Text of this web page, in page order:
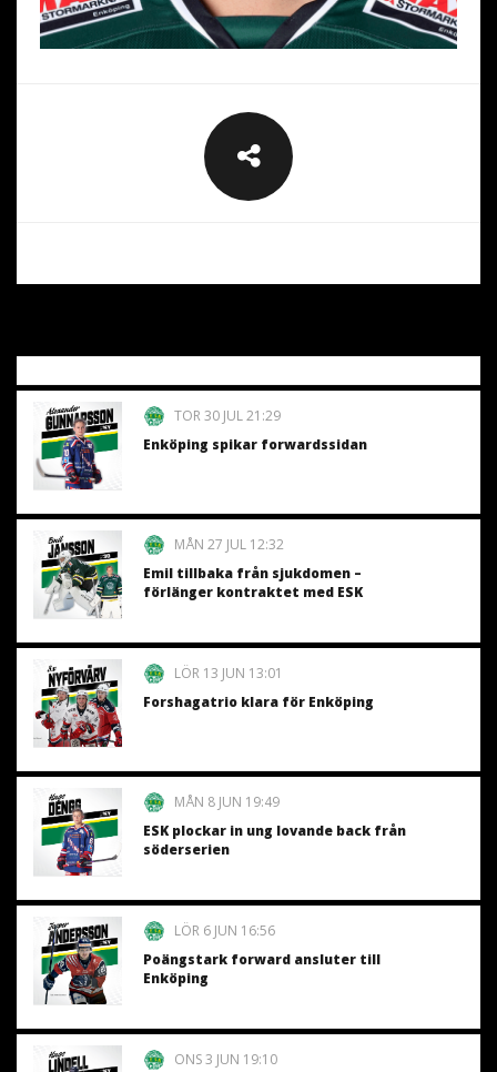
TOR 30 JUL 21:29
Enköping spikar forwardssidan
MÅN 27 JUL 12:32
Emil tillbaka från sjukdomen –
förlänger kontraktet med ESK
LÖR 13 JUN 13:01
Forshagatrio klara för Enköping
MÅN 8 JUN 19:49
ESK plockar in ung lovande back från
söderserien
LÖR 6 JUN 16:56
Poängstark forward ansluter till
Enköping
ONS 3 JUN 19:10